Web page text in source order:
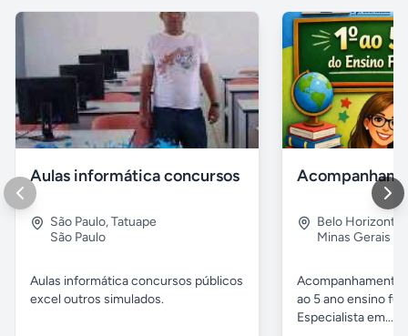
Aulas informática concursos
São Paulo,Tatuape
São Paulo
Aulas informática concursos públicos
excel outros simulados.
Belo Horizonte
Minas Gerais
Acompanhamento
ao 5 ano ensino
Especialista em...